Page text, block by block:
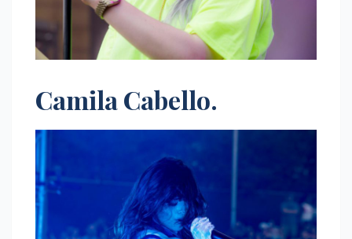
Camila Cabello.